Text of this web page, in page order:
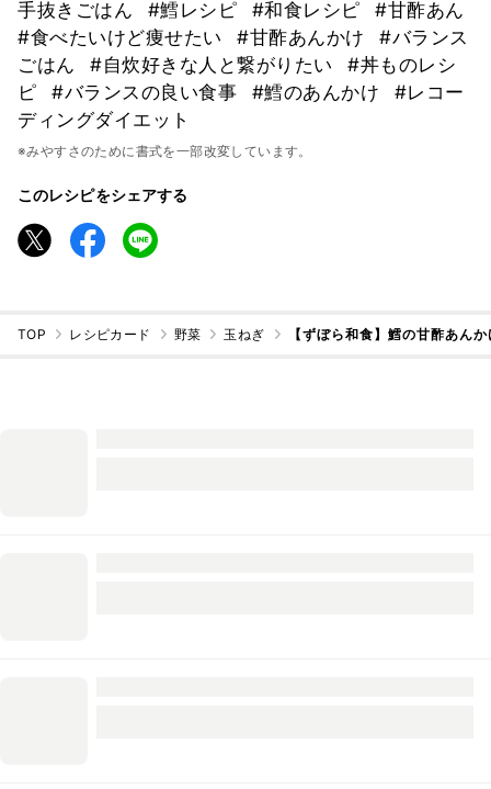
手抜きごはん
#鱈レシピ #和食レシピ
#甘酢あん
#食べたいけど痩せたい
#甘酢あんかけ
#バランス
ごはん
#自炊好きな人と繋がりたい
#丼ものレシ
ピ
#バランスの良い食事 #鱈のあんかけ
#レコー
ディングダイエット
※みやすさのために書式を一部改変しています。
このレシピをシェアする
TOP レシピカード 野菜 玉ねぎ 【ずぼら和食】鱈の甘酢あんか